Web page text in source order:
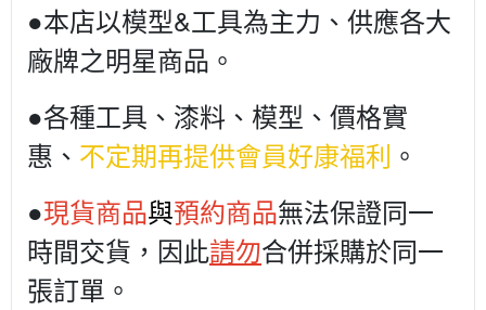
●本店以模型&工具為主力、供應各大
廠牌之明星商品。
●各種工具、漆料、模型、價格實
惠、 不定期再提供會員好康福利 。
●現貨商品與預約商品無法保證同一
時間交貨，因此請勿合併採購於同一
張訂單。